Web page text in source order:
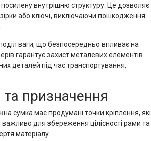
внутрішню структуру. Це дозволяє
зірки або ключі, виключаючи пошкодження
ваги, що безпосередньо впливає на
гарантує захист металевих елементів
деталей під час транспортування,
призначення
сумка має продумані точки кріплення, які
для збереження цілісності рами та
матеріалу.